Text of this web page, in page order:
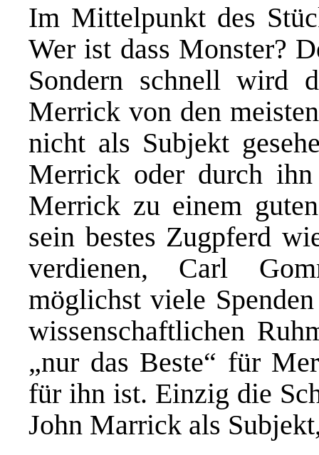
Im Mittelpunkt des
Wer ist dass Monster?
Sondern schnell wird
Merrick von den
nicht als Subjekt
Merrick oder durch
Merrick zu einem
sein bestes Zugpferd
verdienen, Carl
möglichst viele
wissenschaftlichen
„nur das Beste“ für
für ihn ist. Einzig die
John Marrick als